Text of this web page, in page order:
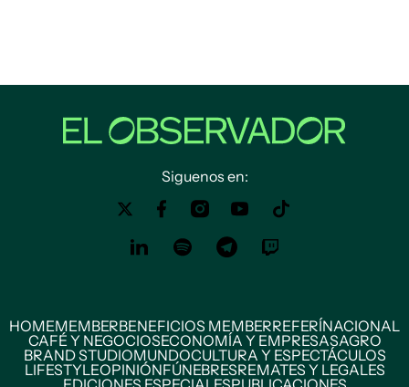
Siguenos en:
HOMEMEMBERBENEFICIOS MEMBERREFERÍNACIONAL
CAFÉ Y NEGOCIOSECONOMÍA Y EMPRESASAGRO
BRAND STUDIOMUNDOCULTURA Y ESPECTÁCULOS
LIFESTYLEOPINIÓNFÚNEBRESREMATES Y LEGALES